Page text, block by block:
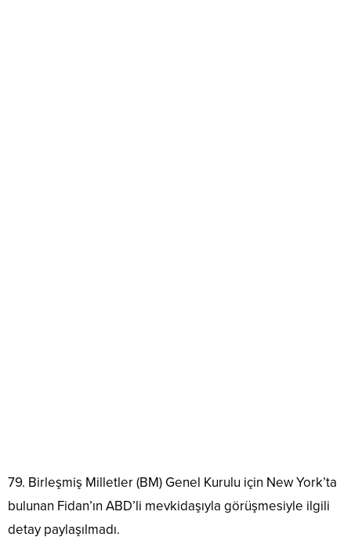
79. Birleşmiş Milletler (BM) Genel Kurulu için New York’ta
bulunan Fidan’ın ABD’li mevkidaşıyla görüşmesiyle ilgili
detay paylaşılmadı.